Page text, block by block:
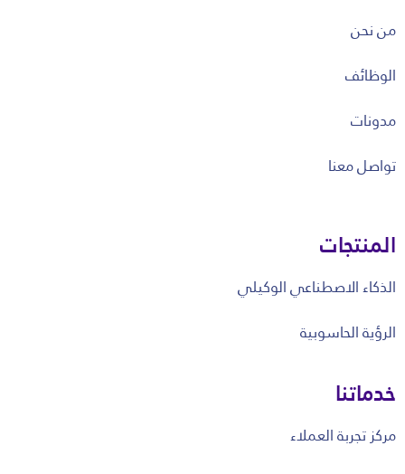
من نحن
الوظائف
مدونات
تواصل معنا
المنتجات
الذكاء الاصطناعي الوكيلي
الرؤية الحاسوبية
خدماتنا
مركز تجربة العملاء